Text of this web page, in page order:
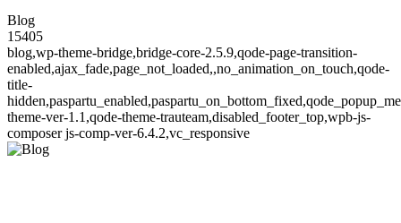
Blog
15405
blog,wp-theme-bridge,bridge-core-2.5.9,qode-page-transition-
enabled,ajax_fade,page_not_loaded,,no_animation_on_touch,qode-
title-
theme-ver-1.1,qode-theme-trauteam,disabled_footer_top,wpb-js-
composer js-comp-ver-6.4.2,vc_responsive